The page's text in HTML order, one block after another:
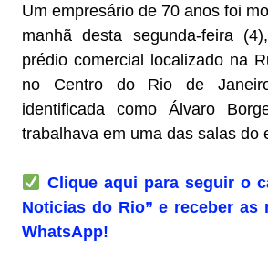
Um empresário de 70 anos foi
manhã desta segunda-feira
prédio comercial localizado na
no Centro do Rio de
identificada como Álvaro
trabalhava em uma das salas do
Clique aqui para seguir o
Noticias do Rio” e receber as
WhatsApp!